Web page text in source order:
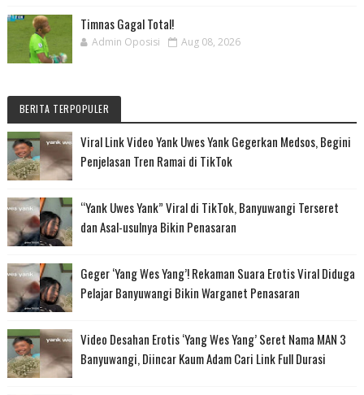
Timnas Gagal Total!
Admin Oposisi Aug 08, 2026
BERITA TERPOPULER
Viral Link Video Yank Uwes Yank Gegerkan Medsos, Begini
Penjelasan Tren Ramai di TikTok
“Yank Uwes Yank” Viral di TikTok, Banyuwangi Terseret
dan Asal-usulnya Bikin Penasaran
Geger ‘Yang Wes Yang’! Rekaman Suara Erotis Viral Diduga
Pelajar Banyuwangi Bikin Warganet Penasaran
Video Desahan Erotis ‘Yang Wes Yang’ Seret Nama MAN 3
Banyuwangi, Diincar Kaum Adam Cari Link Full Durasi